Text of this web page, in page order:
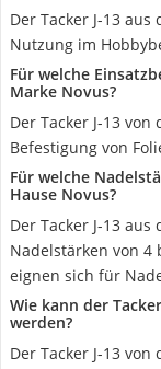
Der Tacker J-13
Nutzung im
Für welche
Marke Novus?
Der Tacker J-13
Befestigung von
Für welche
Hause Novus?
Der Tacker J-13
Nadelstärken von 4
eignen sich für
Wie kann der
werden?
Der Tacker J-13